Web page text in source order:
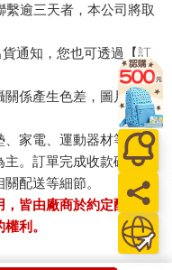
逾三天者，本公司將取
通知，您也可透過【訂
關係產生色差，圖片僅供
家電、運動器材等）及
主。訂單完成收款確認
配送等細節。
皆由廠商於約定配送時
利。